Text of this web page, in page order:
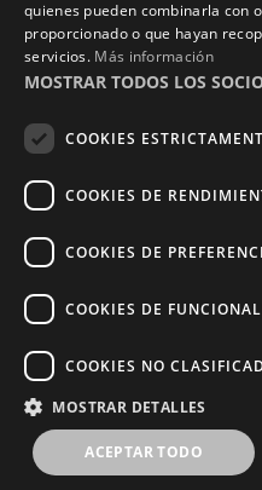
Contacto
Aviso Legal
Política de Privacidad
Términos y Condiciones
Photocalls eventos
Photocall Boda y Novios
Photocall Eventos y
Copyright © 2016 –
quienes pueden combinarla con
proporcionado o que hayan
servicios. Más información
MOSTRAR TODOS LOS
COOKIES
COOKIES DE
COOKIES DE
COOKIES DE
COOKIES NO
MOSTRAR DETALLES
ACEPTAR TODO